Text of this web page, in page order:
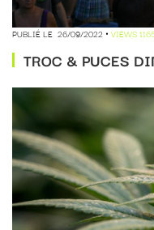
PUBLIÉ LE 26/09/2022 VIEWS
TROC & PUCES